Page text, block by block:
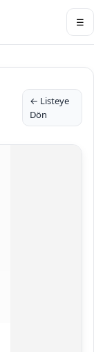
☰
← Listeye
Dön